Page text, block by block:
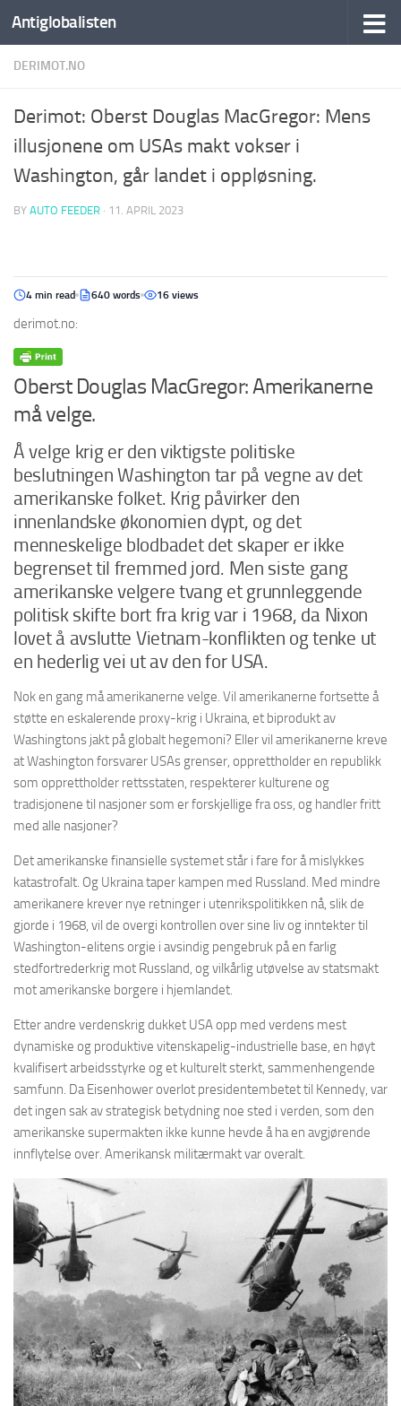
Antiglobalisten
DERIMOT.NO
Derimot: Oberst Douglas MacGregor: Mens
illusjonene om USAs makt vokser i
Washington, går landet i oppløsning.
BY AUTO FEEDER · 11. APRIL 2023
4 min read 640 words 16 views
derimot.no:
Oberst Douglas MacGregor: Amerikanerne
må velge.
Å velge krig er den viktigste politiske
beslutningen Washington tar på vegne av det
amerikanske folket. Krig påvirker den
innenlandske økonomien dypt, og det
menneskelige blodbadet det skaper er ikke
begrenset til fremmed jord. Men siste gang
amerikanske velgere tvang et grunnleggende
politisk skifte bort fra krig var i 1968, da Nixon
lovet å avslutte Vietnam-konflikten og tenke ut
en hederlig vei ut av den for USA.
Nok en gang må amerikanerne velge. Vil amerikanerne fortsette å
støtte en eskalerende proxy-krig i Ukraina, et biprodukt av
Washingtons jakt på globalt hegemoni? Eller vil amerikanerne kreve
at Washington forsvarer USAs grenser, opprettholder en republikk
som opprettholder rettsstaten, respekterer kulturene og
tradisjonene til nasjoner som er forskjellige fra oss, og handler fritt
med alle nasjoner?
Det amerikanske finansielle systemet står i fare for å mislykkes
katastrofalt. Og Ukraina taper kampen med Russland. Med mindre
amerikanere krever nye retninger i utenrikspolitikken nå, slik de
gjorde i 1968, vil de overgi kontrollen over sine liv og inntekter til
Washington-elitens orgie i avsindig pengebruk på en farlig
stedfortrederkrig mot Russland, og vilkårlig utøvelse av statsmakt
mot amerikanske borgere i hjemlandet.
Etter andre verdenskrig dukket USA opp med verdens mest
dynamiske og produktive vitenskapelig-industrielle base, en høyt
kvalifisert arbeidsstyrke og et kulturelt sterkt, sammenhengende
samfunn. Da Eisenhower overlot presidentembetet til Kennedy, var
det ingen sak av strategisk betydning noe sted i verden, som den
amerikanske supermakten ikke kunne hevde å ha en avgjørende
innflytelse over. Amerikansk militærmakt var overalt.